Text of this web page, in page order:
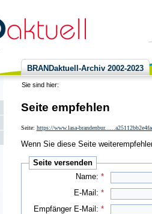
BRANDaktuell-Archiv 2002-2023
Sie sind hier:
Seite empfehlen
Seite: https://www.lasa-
Wenn Sie diese Seite
Seite versenden
Name:*
E-Mail:*
Empfänger E-Mail:*